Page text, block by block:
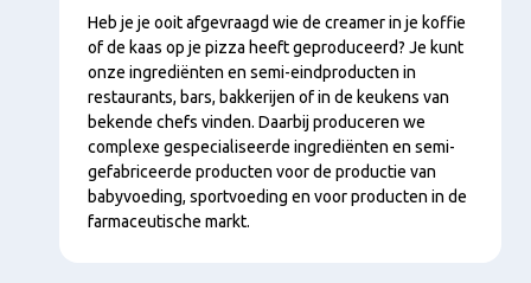
Inhoud
Heb je je ooit afgevraagd wie de creamer in je koffie
of de kaas op je pizza heeft geproduceerd? Je kunt
onze ingrediënten en semi-eindproducten in
restaurants, bars, bakkerijen of in de keukens van
bekende chefs vinden. Daarbij produceren we
complexe gespecialiseerde ingrediënten en semi-
gefabriceerde producten voor de productie van
babyvoeding, sportvoeding en voor producten in de
farmaceutische markt.